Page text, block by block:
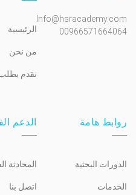
Info@hsracademy.com
00966571664064
الرئيسية
من نحن
تقدم
روابط هامة
الدورات البحثية
الخدمات
الدعم
المحادثة
اتصل بنا